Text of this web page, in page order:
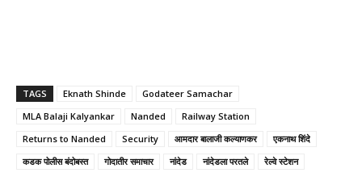
TAGS Eknath Shinde
Godateer Samachar
MLA Balaji Kalyankar
Nanded
Railway Station
Returns to Nanded
Security आमदार बालाजी कल्याणकर
एकनाथ शिंदे
कडक पोलीस बंदोबस्त
गोदातीर समाचार नांदेड नांदेडला परतले रेल्वे स्टेशन